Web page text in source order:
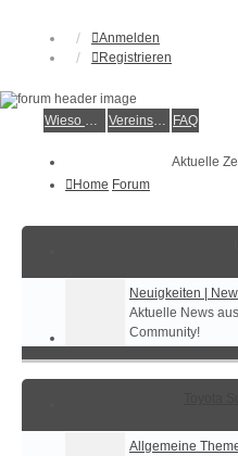
Anmelden
Registrieren
Wieso der e.V.? Vereinsmitglied werden FAQ
Aktuelle
Home Forum
Neuigkeiten |
Aktuelle News
Community!
Allgemeine